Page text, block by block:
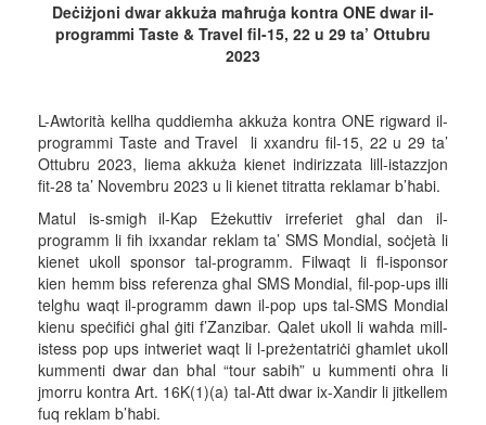
Deċiżjoni dwarakkuża maħruġa kontra ONE dwar il-
programmi Taste & Travel fil-15, 22 u 29 ta’ Ottubru
2023
L-Awtorità kellha quddiemha akkuża kontra ONE rigward il-
programmi Taste and Travel li xxandru fil-15, 22 u 29 ta’
Ottubru 2023, liema akkuża kienet indirizzata lill-istazzjon
fit-28 ta’ Novembru 2023 u li kienet titratta reklamar b’ħabi.
Matul is-smigħ il-Kap Eżekuttiv irreferiet għal dan il-
programm li fih ixxandar reklam ta’ SMS Mondial, soċjetà li
kienet ukoll sponsor tal-programm. Filwaqt li fl-isponsor
kien hemm biss referenza għal SMS Mondial, fil-pop-ups illi
telgħu waqt il-programm dawn il-pop ups tal-SMS Mondial
kienu speċifiċi għal ġiti f’Zanzibar. Qalet ukoll li waħda mill-
istess pop ups intweriet waqt li l-preżentatriċi għamlet ukoll
kummenti dwar dan bħal “tour sabiħ” u kummenti oħra li
jmorru kontra Art. 16K(1)(a) tal-Att dwar ix-Xandir li jitkellem
fuq reklam b’ħabi.